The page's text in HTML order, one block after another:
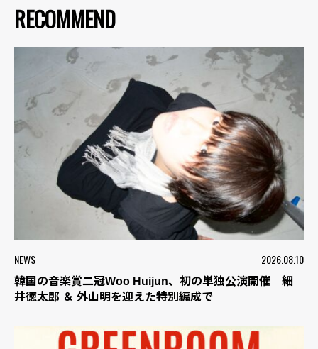
RECOMMEND
NEWS 2026.08.10
韓国の音楽賞二冠Woo Huijun、初の単独公演開催 細
井徳太郎 ＆ 外山明を迎えた特別編成で